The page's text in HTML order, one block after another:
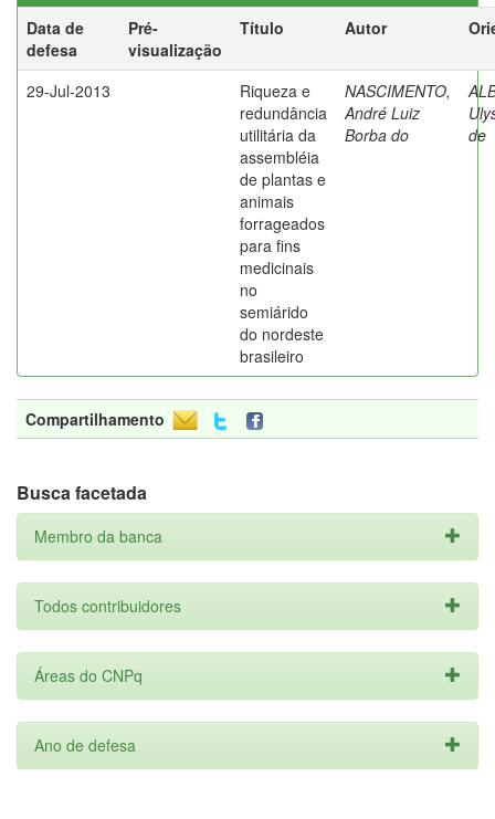
Data de
defesa
Pré-
visualização
Título Autor
29-Jul-2013
Riqueza e
redundância
utilitária da
assembléia
de plantas e
animais
forrageados
para fins
medicinais
no
semiárido
do nordeste
brasileiro
NASCIMENTO,
André Luiz
Borba do
de
Compartilhamento
Busca facetada
Membro da banca
Todos contribuidores
Áreas do CNPq
Ano de defesa